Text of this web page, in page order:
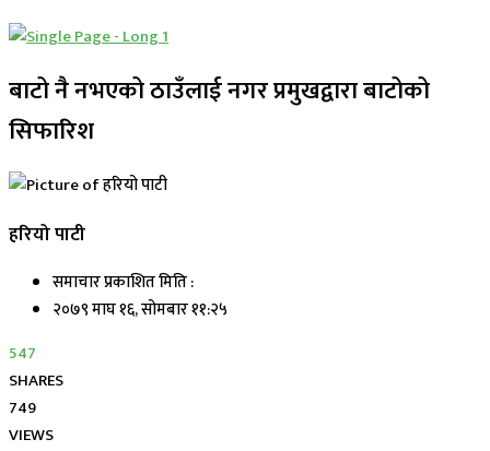
बाटो नै नभएको ठाउँलाई नगर प्रमुखद्वारा बाटोको
सिफारिश
हरियो पाटी
समाचार प्रकाशित मिति :
२०७९ माघ १६, सोमबार ११:२५
547
SHARES
749
VIEWS